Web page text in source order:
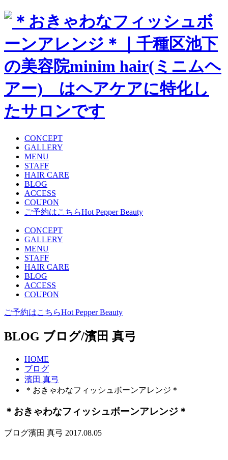
CONCEPT
GALLERY
MENU
STAFF
HAIR CARE
BLOG
ACCESS
COUPON
ご予約はこちらHot Pepper Beauty
CONCEPT
GALLERY
MENU
STAFF
HAIR CARE
BLOG
ACCESS
COUPON
ご予約はこちらHot Pepper Beauty
BLOG ブログ/濱田 真弓
HOME
ブログ
濱田 真弓
＊おきゃわなフィッシュボーンアレンジ＊
＊おきゃわなフィッシュボーンアレンジ＊
ブログ濱田 真弓 2017.08.05